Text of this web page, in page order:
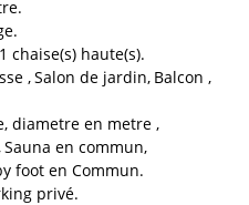
1 chaise(s) haute(s)
Salon de jardin Balcon
diametre en metre
Sauna en commun
foot en Commun
privé